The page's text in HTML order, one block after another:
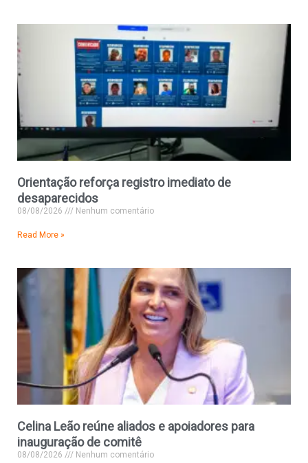
Orientação reforça registro imediato de
desaparecidos
08/08/2026 Nenhum comentário
Read More »
Celina Leão reúne aliados e apoiadores para
inauguração de comitê
08/08/2026 Nenhum comentário